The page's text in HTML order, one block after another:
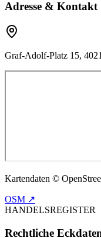
Adresse & Kontakt
Graf-Adolf-Platz 15,
Kartendaten ©
OSM ↗
HANDELSREGISTER
Rechtliche